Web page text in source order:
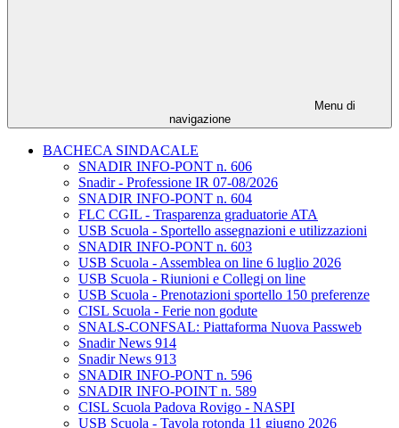
Menu di
navigazione
BACHECA SINDACALE
SNADIR INFO-PONT n. 606
Snadir - Professione IR 07-08/2026
SNADIR INFO-PONT n. 604
FLC CGIL - Trasparenza graduatorie ATA
USB Scuola - Sportello assegnazioni e utilizzazioni
SNADIR INFO-PONT n. 603
USB Scuola - Assemblea on line 6 luglio 2026
USB Scuola - Riunioni e Collegi on line
USB Scuola - Prenotazioni sportello 150 preferenze
CISL Scuola - Ferie non godute
SNALS-CONFSAL: Piattaforma Nuova Passweb
Snadir News 914
Snadir News 913
SNADIR INFO-PONT n. 596
SNADIR INFO-POINT n. 589
CISL Scuola Padova Rovigo - NASPI
USB Scuola - Tavola rotonda 11 giugno 2026